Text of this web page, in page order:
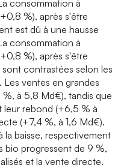
consommation à
%), après s'être
est dû à une hausse
consommation à
%), après s'être
contrastées selon les
ventes en grandes
à 5,8 Md€), tandis que
leur rebond (+6,5 % à
(+7,4 %, à 1,6 Md€).
la baisse, respectivement
bio progressent de 9 %,
et la vente directe.